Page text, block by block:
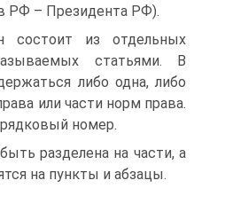
РФ – Президента РФ).
состоит из отдельных
статьями. В
либо одна, либо
или части норм права.
номер.
разделена на части, а
на пункты и абзацы.